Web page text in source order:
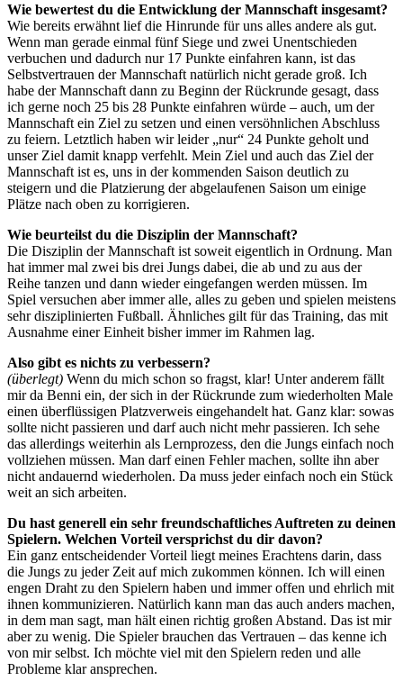
Wie bewertest du die Entwicklung der Mannschaft insgesamt?
Wie bereits erwähnt lief die Hinrunde für uns alles andere als gut.
Wenn man gerade einmal fünf Siege und zwei Unentschieden
verbuchen und dadurch nur 17 Punkte einfahren kann, ist das
Selbstvertrauen der Mannschaft natürlich nicht gerade groß. Ich
habe der Mannschaft dann zu Beginn der Rückrunde gesagt, dass
ich gerne noch 25 bis 28 Punkte einfahren würde – auch, um der
Mannschaft ein Ziel zu setzen und einen versöhnlichen Abschluss
zu feiern. Letztlich haben wir leider „nur“ 24 Punkte geholt und
unser Ziel damit knapp verfehlt. Mein Ziel und auch das Ziel der
Mannschaft ist es, uns in der kommenden Saison deutlich zu
steigern und die Platzierung der abgelaufenen Saison um einige
Plätze nach oben zu korrigieren.
Wie beurteilst du die Disziplin der Mannschaft?
Die Disziplin der Mannschaft ist soweit eigentlich in Ordnung. Man
hat immer mal zwei bis drei Jungs dabei, die ab und zu aus der
Reihe tanzen und dann wieder eingefangen werden müssen. Im
Spiel versuchen aber immer alle, alles zu geben und spielen meistens
sehr disziplinierten Fußball. Ähnliches gilt für das Training, das mit
Ausnahme einer Einheit bisher immer im Rahmen lag.
Also gibt es nichts zu verbessern?
(überlegt) Wenn du mich schon so fragst, klar! Unter anderem fällt
mir da Benni ein, der sich in der Rückrunde zum wiederholten Male
einen überflüssigen Platzverweis eingehandelt hat. Ganz klar: sowas
sollte nicht passieren und darf auch nicht mehr passieren. Ich sehe
das allerdings weiterhin als Lernprozess, den die Jungs einfach noch
vollziehen müssen. Man darf einen Fehler machen, sollte ihn aber
nicht andauernd wiederholen. Da muss jeder einfach noch ein Stück
weit an sich arbeiten.
Du hast generell ein sehr freundschaftliches Auftreten zu deinen
Spielern. Welchen Vorteil versprichst du dir davon?
Ein ganz entscheidender Vorteil liegt meines Erachtens darin, dass
die Jungs zu jeder Zeit auf mich zukommen können. Ich will einen
engen Draht zu den Spielern haben und immer offen und ehrlich mit
ihnen kommunizieren. Natürlich kann man das auch anders machen,
in dem man sagt, man hält einen richtig großen Abstand. Das ist mir
aber zu wenig. Die Spieler brauchen das Vertrauen – das kenne ich
von mir selbst. Ich möchte viel mit den Spielern reden und alle
Probleme klar ansprechen.